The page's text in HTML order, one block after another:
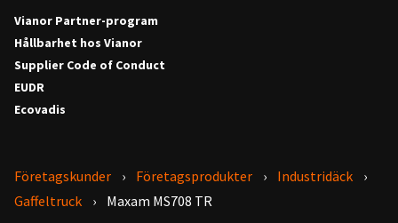
Vianor Partner-program
Hållbarhet hos Vianor
Supplier Code of Conduct
EUDR
Ecovadis
Företagskunder Företagsprodukter
Industridäck
Gaffeltruck
Maxam MS708 TR